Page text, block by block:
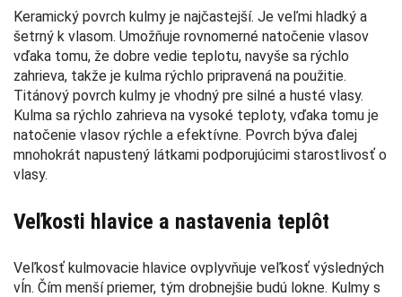
Keramický povrch kulmy je najčastejší. Je veľmi hladký a
šetrný k vlasom. Umožňuje rovnomerné natočenie vlasov
vďaka tomu, že dobre vedie teplotu, navyše sa rýchlo
zahrieva, takže je kulma rýchlo pripravená na použitie.
Titánový povrch kulmy je vhodný pre silné a husté vlasy.
Kulma sa rýchlo zahrieva na vysoké teploty, vďaka tomu je
natočenie vlasov rýchle a efektívne. Povrch býva ďalej
mnohokrát napustený látkami podporujúcimi starostlivosť o
vlasy.
Veľkosti hlavice a nastavenia teplôt
Veľkosť kulmovacie hlavice ovplyvňuje veľkosť výsledných
vĺn. Čím menší priemer, tým drobnejšie budú lokne. Kulmy s